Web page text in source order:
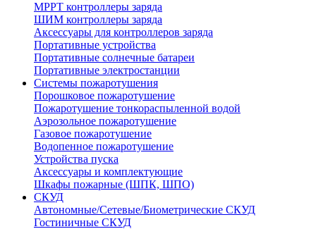
MPPT контроллеры заряда
ШИМ контроллеры заряда
Аксессуары для контроллеров заряда
Портативные устройства
Портативные солнечные батареи
Портативные электростанции
Системы пожаротушения
Порошковое пожаротушение
Пожаротушение тонкораспыленной водой
Аэрозольное пожаротушение
Газовое пожаротушение
Водопенное пожаротушение
Устройства пуска
Аксессуары и комплектующие
Шкафы пожарные (ШПК, ШПО)
СКУД
Автономные/Сетевые/Биометрические СКУД
Гостиничные СКУД